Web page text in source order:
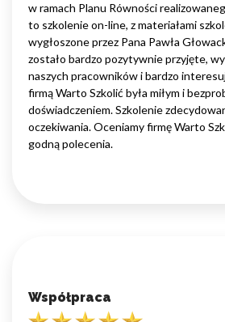
w ramach Planu Równości
to szkolenie on-line, z materiałami
wygłoszone przez Pana Pawła
zostało bardzo pozytywnie przyjęte,
naszych pracowników i bardzo
firmą Warto Szkolić była miłym i
doświadczeniem. Szkolenie
oczekiwania. Oceniamy firmę Warto
godną polecenia.
Współpraca